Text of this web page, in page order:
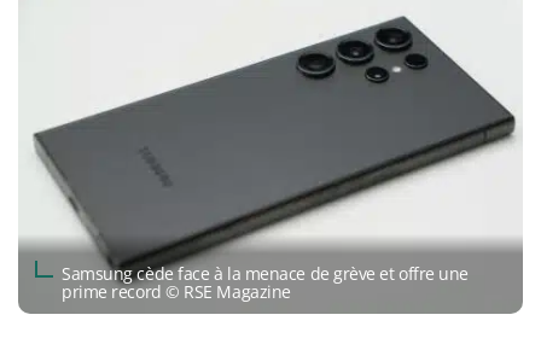
Samsung cède face à la menace de grève et offre une
prime record © RSE Magazine